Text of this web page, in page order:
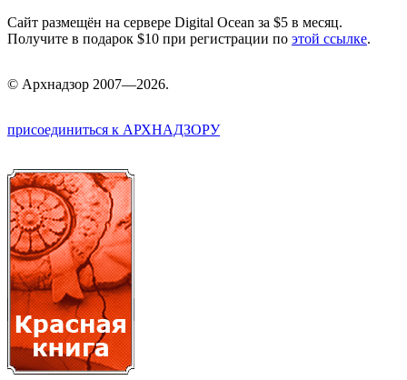
Сайт размещён на сервере Digital Ocean за $5 в месяц.
Получите в подарок $10 при регистрации по этой ссылке.
© Архнадзор 2007—2026.
присоединиться к АРХНАДЗОРУ